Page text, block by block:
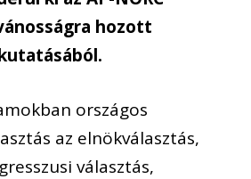
hozott
országos
az elnökválasztás,
választás,